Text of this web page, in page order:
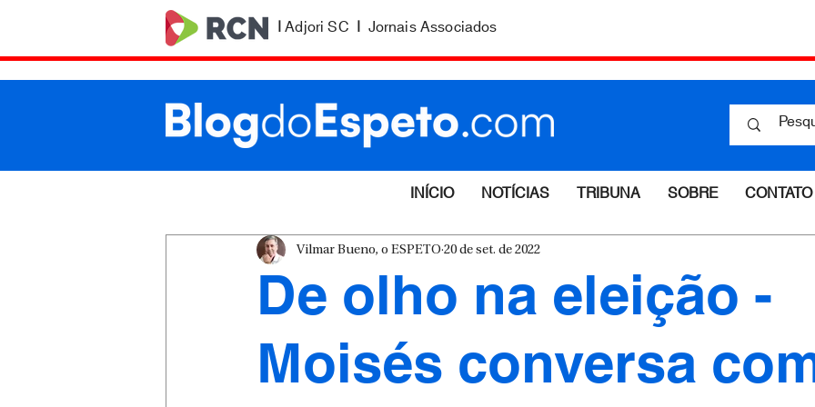
|Adjori SC | Jornais Associados
INÍCIO NOTÍCIAS TRIBUNA SOBRE CONTATO
De olho na eleição -
Moisés conversa
Vilmar Bueno, o ESPETO 20 de set. de 2022